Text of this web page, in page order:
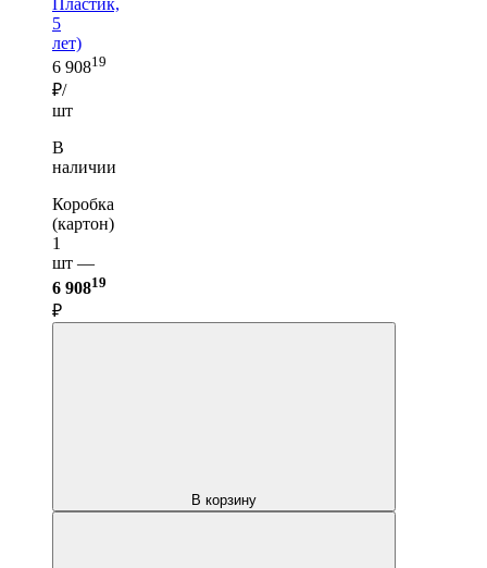
5
лет)
6 90819
₽/
шт
В
наличии
Коробка
(картон)
1
шт —
6 90819
₽
В корзину